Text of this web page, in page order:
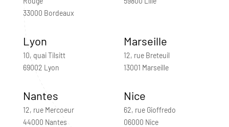
33000 Bordeaux
Lyon
10, quai Tilsitt
69002 Lyon
Marseille
12, rue Breteuil
13001 Marseille
Nantes
12, rue Mercoeur
44000 Nantes
Nice
62, rue Gioffredo
06000 Nice